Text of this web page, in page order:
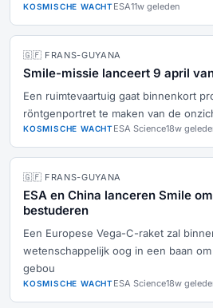
KOSMISCHE WACHTESA11w geleden
🇬🇫 FRANS-GUYANA
Smile-missie lanceert 9 april
Een ruimtevaartuig gaat binnenkort
röntgenportret te maken van de
KOSMISCHE WACHTESA Science18w
🇬🇫 FRANS-GUYANA
ESA en China lanceren Smile
bestuderen
Een Europese Vega-C-raket zal
wetenschappelijk oog in een baan
gebou
KOSMISCHE WACHTESA Science18w